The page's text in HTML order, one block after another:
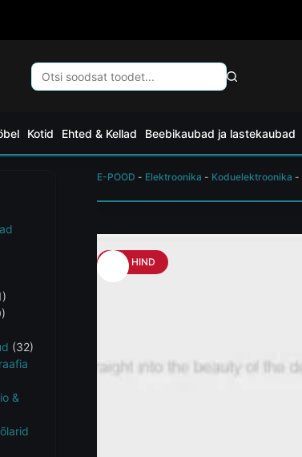
Kotid Ehted & Kellad Beebikaubad ja lastekaubad
E-POOD - Elektroonika - Koduelektroonika -
HEA HIND
(32)
&